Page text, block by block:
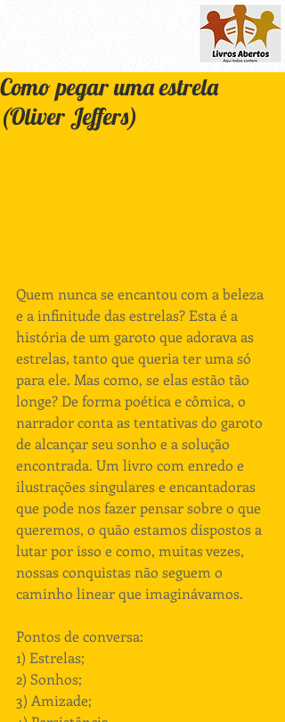
Como pegar uma estrela
(Oliver Jeffers)
Quem nunca se encantou com a beleza
e a infinitude das estrelas? Esta é a
história de um garoto que adorava as
estrelas, tanto que queria ter uma só
para ele. Mas como, se elas estão tão
longe? De forma poética e cômica, o
narrador conta as tentativas do garoto
de alcançar seu sonho e a solução
encontrada. Um livro com enredo e
ilustrações singulares e encantadoras
que pode nos fazer pensar sobre o que
queremos, o quão estamos dispostos a
lutar por isso e como, muitas vezes,
nossas conquistas não seguem o
caminho linear que imaginávamos.
Pontos de conversa:
1) Estrelas;
2) Sonhos;
3) Amizade;